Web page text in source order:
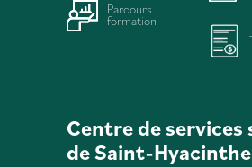
Parcours
formation
Centre de services
de Saint-Hyacinthe